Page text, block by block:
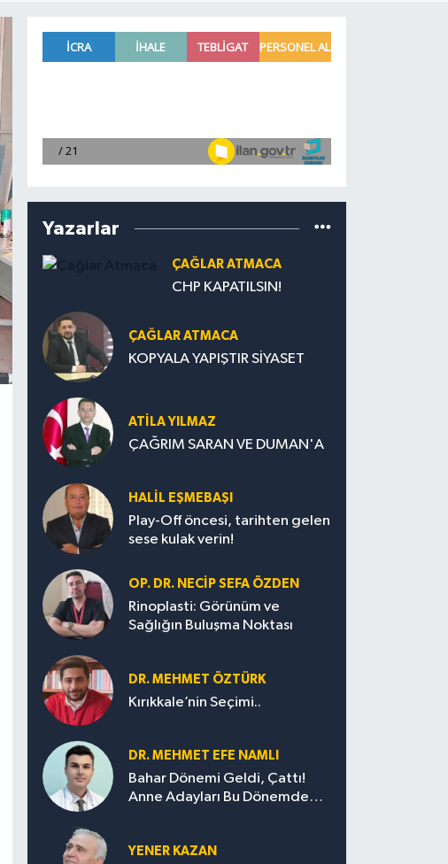
Yazarlar
ÇAĞLAR ATMACA
CHP KAPATILSIN!
ÇAĞLAR ATMACA
KOPYALA YAPIŞTIR SİYASET
ATILA YILMAZ
ÇAĞRIM SARAN VE DUMAN'A
HALIL EŞMEBAŞI
Play-Off öncesi, tarihten gelen
sese kulak verin!
OP. DR. NECIP SEFA ÖZDEN
Rinoplasti: Görünüm ve
Sağlığın Buluşma Noktası
DR. MEHMET ÖZTÜRK
Kırıkkale’nin Seçimi..
DR. MEHMET EFE NAMLI
Bahar Dönemi Geldi, Çattı!
Anne Adayları Bu Dönemde
YENER KAZAN